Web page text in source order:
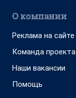
О компании
Реклама на сайте
Команда проекта
Наши вакансии
Помощь